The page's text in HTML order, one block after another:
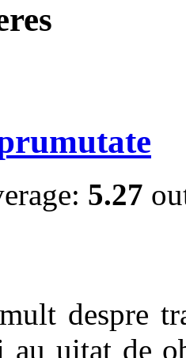
5.27
despre
uitat de